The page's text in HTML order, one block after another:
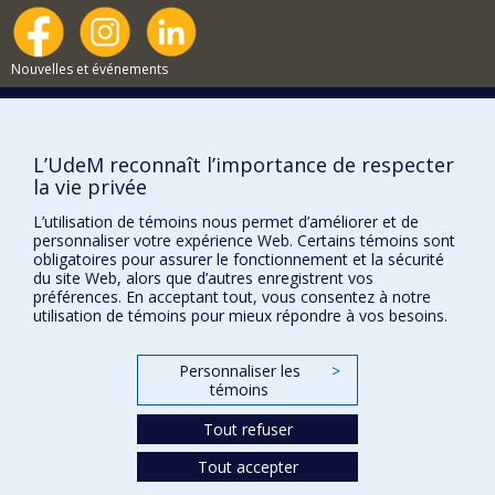
Nouvelles et événements
Plan du site
Accessibilité
FACULTÉ DES ARTS ET DES SCIENCES
Nos départements et écoles
Nos centres d'études
Conditions d’utilisation
L’UdeM reconnaît l’importance de respecter
la vie privée
L’utilisation de témoins nous permet d’améliorer et de
personnaliser votre expérience Web. Certains témoins sont
obligatoires pour assurer le fonctionnement et la sécurité
du site Web, alors que d’autres enregistrent vos
préférences. En acceptant tout, vous consentez à notre
utilisation de témoins pour mieux répondre à vos besoins.
Personnaliser les
témoins
>
Tout refuser
Tout accepter